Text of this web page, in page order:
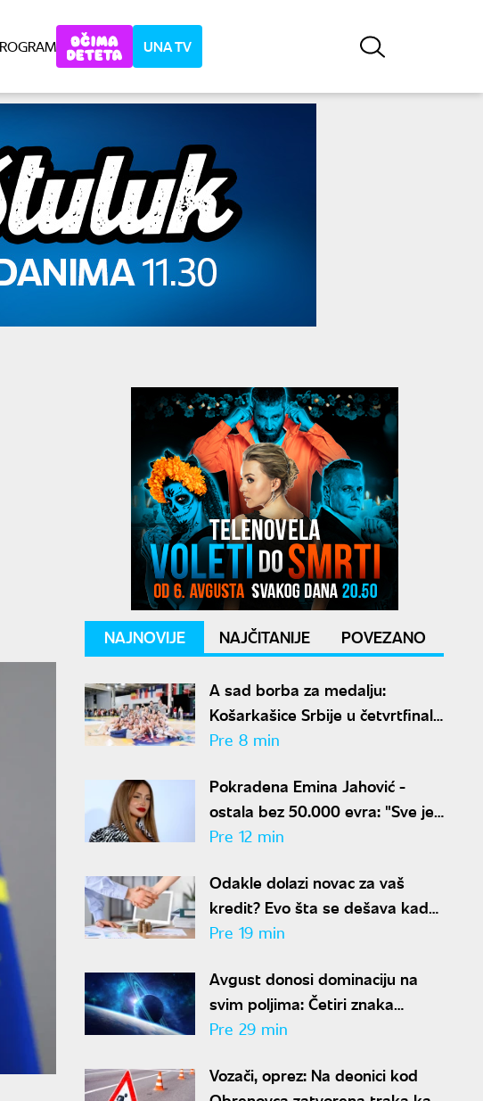
UNA TV
NAJNOVIJE NAJČITANIJE POVEZANO
A sad borba za medalju:
Košarkašice Srbije u četvrtfinalu
Evropskog prvenstva
Pre 8 min
Pokradena Emina Jahović -
ostala bez 50.000 evra: "Sve je
trebalo da ide u humanitarne
Pre 12 min
Odakle dolazi novac za vaš
kredit? Evo šta se dešava kada
vam banke odobre pozajmicu
Pre 19 min
Avgust donosi dominaciju na
svim poljima: Četiri znaka
zapljusnuće talas sreće
Pre 29 min
Vozači, oprez: Na deonici kod